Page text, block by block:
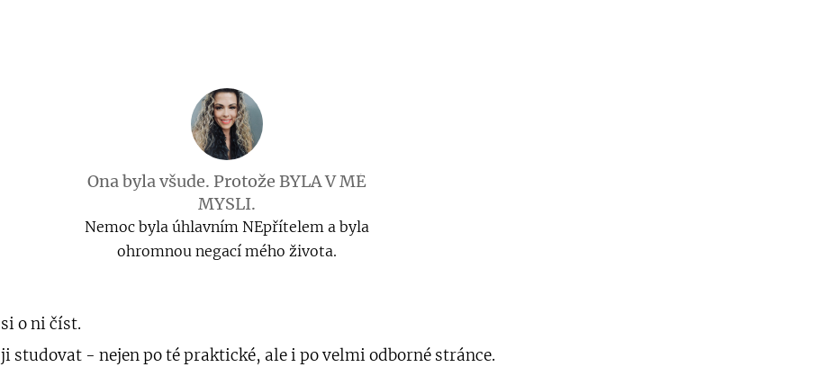
Ona byla všude. Protože BYLA V MÉ
MYSLI.
Nemoc byla úhlavním NEpřítelem a byla
ohromnou negací mého života.
o ni číst.
studovat - nejen po té praktické, ale i po velmi odborné stránce.